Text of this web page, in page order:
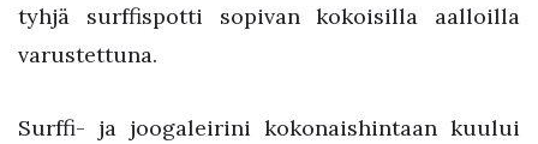
tyhjä surffispotti sopivan kokoisilla aalloilla
varustettuna.
Surffi- ja joogaleirini kokonaishintaan kuului